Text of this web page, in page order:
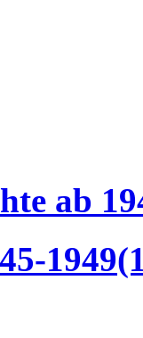
ab
1949